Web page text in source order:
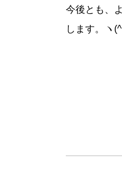
今後とも、
します。ヽ